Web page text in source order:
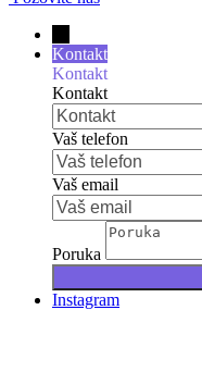
Kontakt
Kontakt
Kontakt
Vaš telefon
Vaš email
Poruka
Instagram